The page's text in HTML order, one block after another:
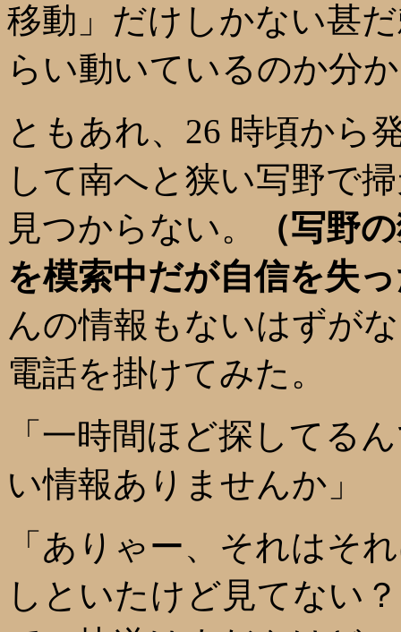
移動」だけしかない甚
らい動いているのか分
ともあれ、26 時頃から
して南へと狭い写野で
見つからない。
（写野
を模索中だが自信を失
んの情報もないはずが
電話を掛けてみた。
「一時間ほど探してる
い情報ありませんか」
「ありゃー、それはそ
しといたけど見てない